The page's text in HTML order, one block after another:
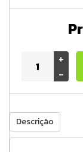
+
-
Descrição